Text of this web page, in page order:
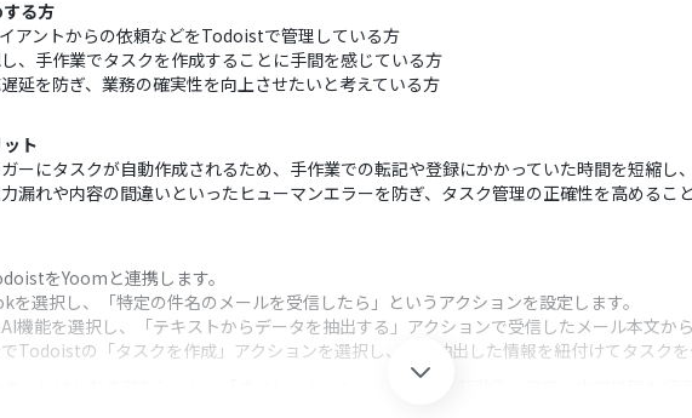
る方
アントからの依頼などをTodoistで管理している方
、手作業でタスクを作成することに手間を感じている方
延を防ぎ、業務の確実性を向上させたいと考えている方
ト
ーにタスクが自動作成されるため、手作業での転記や登録にかかっていた時間を短縮し
漏れや内容の間違いといったヒューマンエラーを防ぎ、タスク管理の正確性を高めるこ
をYoomと連携します。
選択し、「特定の件名のメールを受信したら」というアクションを設定します。
機能を選択し、「テキストからデータを抽出する」アクションで受信したメール本文か
Todoistの「タスクを作成」アクションを選択し、AIが抽出した情報を紐付けてタスク